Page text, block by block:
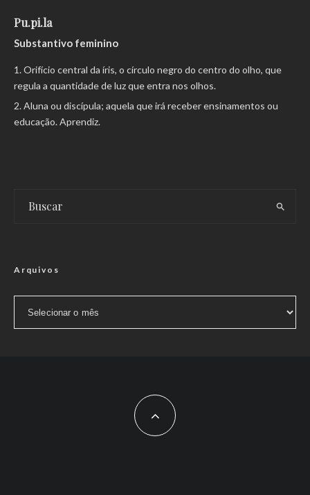
Pu.pi.la
Substantivo feminino
Orifício central da íris, o círculo negro do centro do olho, que
regula a quantidade de luz que entra nos olhos.
Aluna ou discípula; aquela que irá receber ensinamentos ou
educação. Aprendiz.
Arquivos